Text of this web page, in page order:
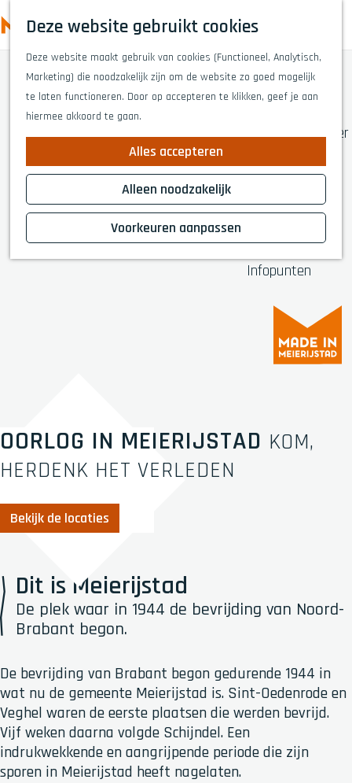
Deze website gebruikt cookies
Deze website maakt gebruik van cookies (Functioneel, Analytisch,
Marketing) die noodzakelijk zijn om de website zo goed mogelijk
te laten functioneren. Door op accepteren te klikken, geef je aan
hiermee akkoord te gaan.
Alles accepteren
Alleen noodzakelijk
Voorkeuren aanpassen
Z
e
k
e
M
e
n
Fietsen
Wandelen
Eten en drinken
Winkelen
Naar het theater
Voor groepen
Plan je bezoek
Infopunten
OORLOG IN MEIERIJSTAD KOM,
HERDENK HET VERLEDEN
Bekijk de locaties
Dit is Meierijstad
De plek waar in 1944 de bevrijding van Noord-
Brabant begon.
De bevrijding van Brabant begon gedurende 1944 in
wat nu de gemeente Meierijstad is. Sint-Oedenrode en
Veghel waren de eerste plaatsen die werden bevrijd.
Vijf weken daarna volgde Schijndel. Een
indrukwekkende en aangrijpende periode die zijn
sporen in Meierijstad heeft nagelaten.